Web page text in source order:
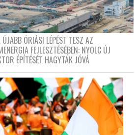
ÓRIÁSI LÉPÉST TESZ AZ
FEJLESZTÉSÉBEN: NYOLC ÚJ
ÉPÍTÉSÉT HAGYTÁK JÓVÁ